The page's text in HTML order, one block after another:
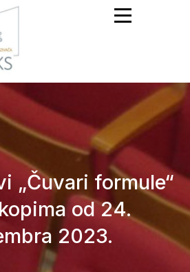
„Čuvari formule“
od 24.
2023.